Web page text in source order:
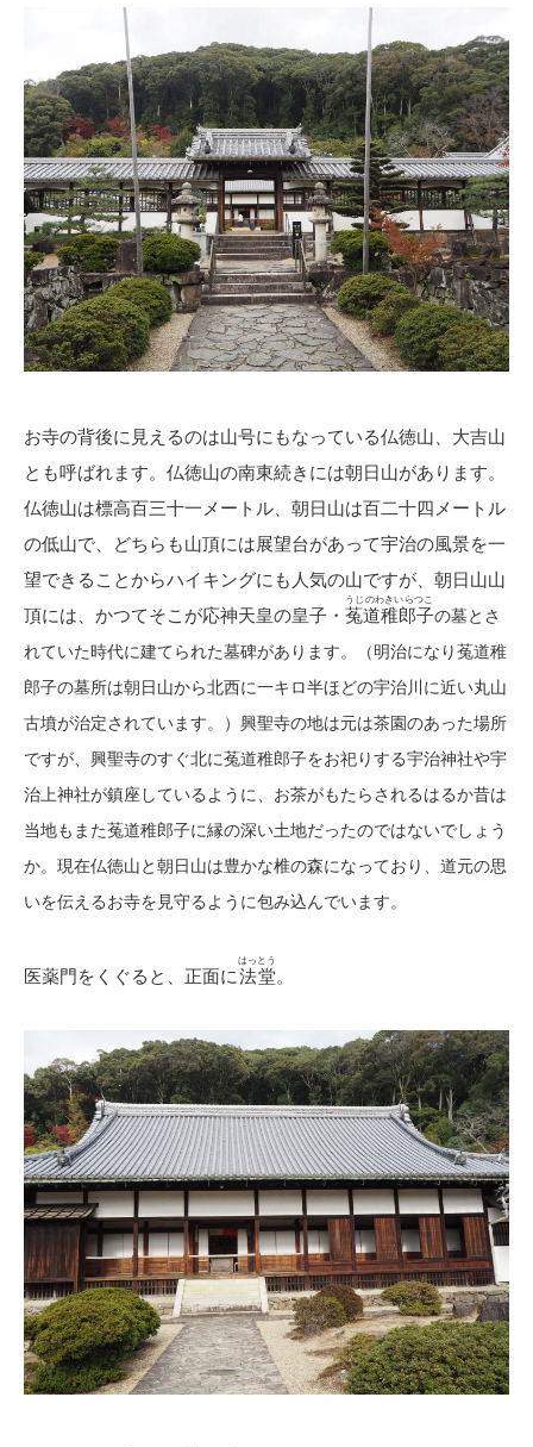
お寺の背後に見えるのは山号にもなっている仏徳山、大吉山
とも呼ばれます。仏徳山の南東続きには朝日山があります。
仏徳山は標高百三十一メートル、朝日山は百二十四メートル
の低山で、どちらも山頂には展望台があって宇治の風景を一
望できることからハイキングにも人気の山ですが、朝日山山
頂には、かつてそこが応神天皇の皇子・ 菟道稚郎子
うじのわきいらつこ
の墓とさ
れていた時代に建てられた墓碑があります。（明治になり菟道稚
郎子の墓所は朝日山から北西に一キロ半ほどの宇治川に近い丸山
古墳が治定されています。）興聖寺の地は元は茶園のあった場所
ですが、 興聖寺のすぐ北に菟道稚郎子をお祀りする宇治神社や宇
治上神社が鎮座しているように、 お茶がもたらされるはるか昔は
当地もまた菟道稚郎子に縁の深い土地だったのではないでしょう
か。現在仏徳山と朝日山は豊かな椎の森になっており、道元の思
いを伝えるお寺を見守るように包み込んでいます。
医薬門をくぐると、正面に法堂
はっとう
。